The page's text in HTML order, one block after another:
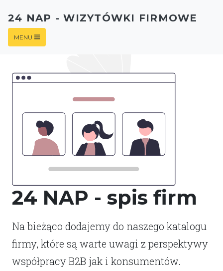
24 NAP - spis firm
Na bieżąco dodajemy do naszego katalogu
firmy, które są warte uwagi z perspektywy
współpracy B2B jak i konsumentów.
24 NAP - WIZYTÓWKI FIRMOWE
MENU